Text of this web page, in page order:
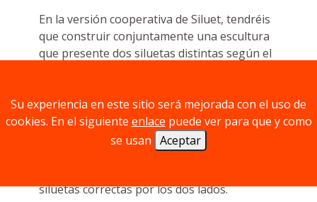
En la versión cooperativa de Siluet, tendréis
que construir conjuntamente una escultura
que presente dos siluetas distintas según el
con vuestras dos siluetas-objetivo secretas
sin poder comunicaros. En la versión
competitiva, deberéis acumular más puntos
que vuestro contrincante a la vez que
siluetas correctas por los dos lados.
Su experiencia en este sitio será mejorada con el uso de
cookies. En el siguiente enlace puede ver para que y como
se usan Aceptar